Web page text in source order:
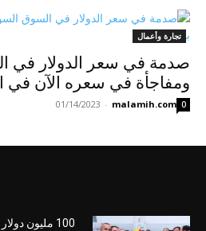
تجارة وأعمال
صدمة في سعر الدولار في
ومفاجأة في سعره الآن في
malamih.com
-
01/14/2023 0
100 مليون